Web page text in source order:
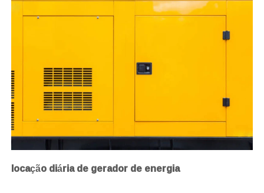
locação diária de gerador de energia